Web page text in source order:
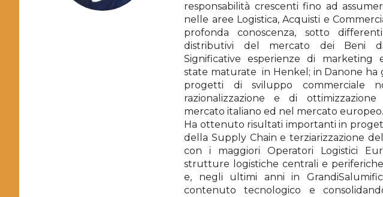
responsabilità crescenti fino ad
nelle aree Logistica, Acquisti e
profonda conoscenza, sotto
distributivi del mercato dei Beni di
Significative esperienze di marketing
state maturate in Henkel; in Danone ha
progetti di sviluppo commerciale
razionalizzazione e di
mercato italiano ed nel mercato europeo.
Ha ottenuto risultati importanti in
della Supply Chain e terziarizzazione
con i maggiori Operatori Logistici
strutture logistiche centrali e
e, negli ultimi anni in
contenuto tecnologico e